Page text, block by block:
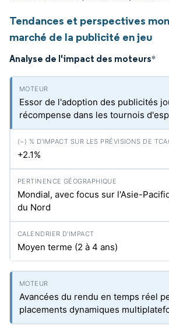
Tendances et perspectives
marché de la publicité en jeu
Analyse de l'impact des moteurs*
Essor de l'adoption des publicités
récompense dans les tournois
+2.1%
Mondial, avec focus sur l'Asie-
du Nord
Moyen terme (2 à 4 ans)
Avancées du rendu en temps réel
placements dynamiques